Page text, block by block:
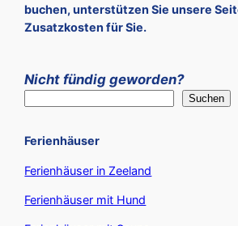
buchen, unterstützen Sie unsere
Zusatzkosten für Sie.
Nicht fündig geworden?
Suchen
Ferienhäuser
Ferienhäuser in Zeeland
Ferienhäuser mit Hund